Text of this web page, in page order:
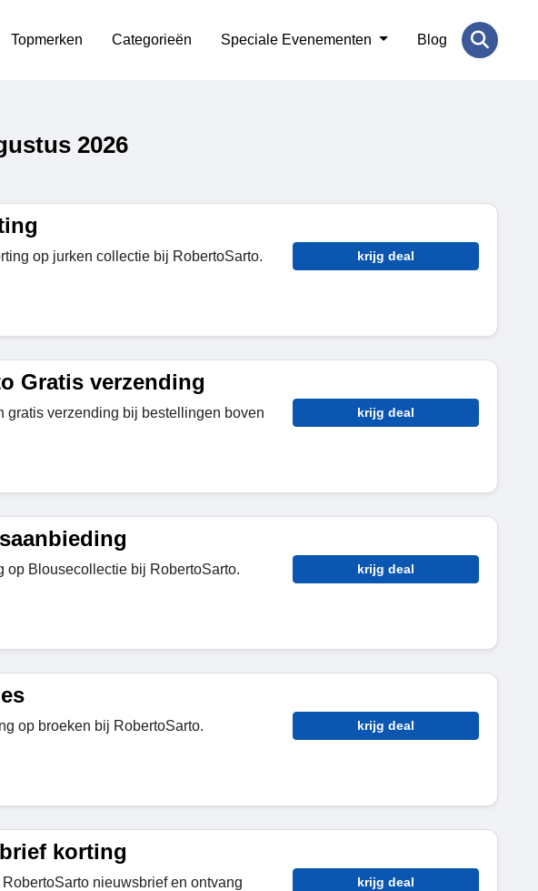
Topmerken Categorieën Speciale Evenementen Blog
2026
op jurken collectie bij RobertoSarto. krijg deal
Gratis verzending
gratis verzending bij bestellingen boven
krijg deal
op Blousecollectie bij RobertoSarto. krijg deal
op broeken bij RobertoSarto. krijg deal
korting
nieuwsbrief en ontvang
krijg deal